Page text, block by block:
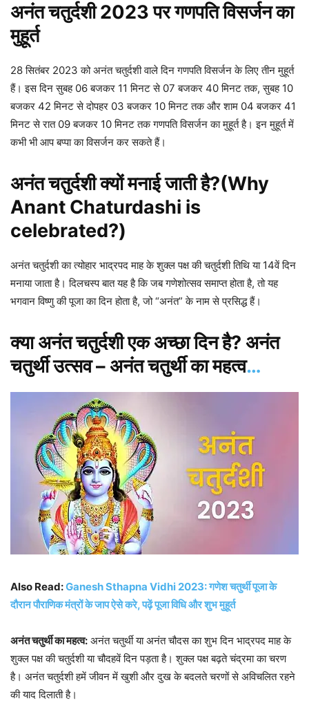
अनंत चतुर्दशी 2023 पर गणपति विसर्जन का
मुहूर्त
28 सितंबर 2023 को अनंत चतुर्दशी वाले दिन गणपति विसर्जन के लिए तीन मुहूर्त
हैं। इस दिन सुबह 06 बजकर 11 मिनट से 07 बजकर 40 मिनट तक, सुबह 10
बजकर 42 मिनट से दोपहर 03 बजकर 10 मिनट तक और शाम 04 बजकर 41
मिनट से रात 09 बजकर 10 मिनट तक गणपति विसर्जन का मुहूर्त है। इन मुहूर्त में
कभी भी आप बप्पा का विसर्जन कर सकते हैं।
अनंत चतुर्दशी क्यों मनाई जाती है?(Why
Anant Chaturdashi is
celebrated?)
अनंत चतुर्दशी का त्योहार भाद्रपद माह के शुक्ल पक्ष की चतुर्दशी तिथि या 14वें दिन
मनाया जाता है। दिलचस्प बात यह है कि जब गणेशोत्सव समाप्त होता है, तो यह
भगवान विष्णु की पूजा का दिन होता है, जो “अनंत” के नाम से प्रसिद्ध हैं।
क्या अनंत चतुर्दशी एक अच्छा दिन है? अनंत
चतुर्थी उत्सव – अनंत चतुर्थी का महत्व…
Also Read:Ganesh Sthapna Vidhi 2023: गणेश चतुर्थी पूजा के
दौरान पौराणिक मंत्रों के जाप ऐसे करे, पढ़ें पूजा विधि और शुभ मुहूर्त
अनंत चतुर्थी का महत्व: अनंत चतुर्थी या अनंत चौदस का शुभ दिन भाद्रपद माह के
शुक्ल पक्ष की चतुर्दशी या चौदहवें दिन पड़ता है। शुक्ल पक्ष बढ़ते चंद्रमा का चरण
है। अनंत चतुर्दशी हमें जीवन में खुशी और दुख के बदलते चरणों से अविचलित रहने
की याद दिलाती है।